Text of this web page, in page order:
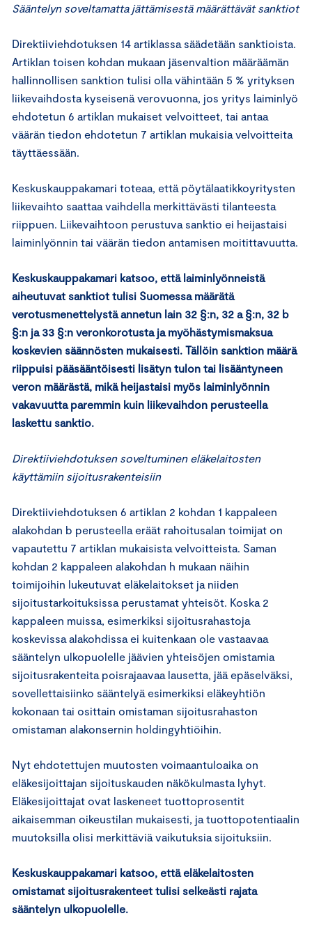
Sääntelyn soveltamatta jättämisestä määrättävät sanktiot
Direktiiviehdotuksen 14 artiklassa säädetään sanktioista.
Artiklan toisen kohdan mukaan jäsenvaltion määräämän
hallinnollisen sanktion tulisi olla vähintään 5 % yrityksen
liikevaihdosta kyseisenä verovuonna, jos yritys laiminlyö
ehdotetun 6 artiklan mukaiset velvoitteet, tai antaa
väärän tiedon ehdotetun 7 artiklan mukaisia velvoitteita
täyttäessään.
Keskuskauppakamari toteaa, että pöytälaatikkoyritysten
liikevaihto saattaa vaihdella merkittävästi tilanteesta
riippuen. Liikevaihtoon perustuva sanktio ei heijastaisi
laiminlyönnin tai väärän tiedon antamisen moitittavuutta.
Keskuskauppakamari katsoo, että laiminlyönneistä
aiheutuvat sanktiot tulisi Suomessa määrätä
verotusmenettelystä annetun lain 32 §:n, 32 a §:n, 32 b
§:n ja 33 §:n veronkorotusta ja myöhästymismaksua
koskevien säännösten mukaisesti. Tällöin sanktion määrä
riippuisi pääsääntöisesti lisätyn tulon tai lisääntyneen
veron määrästä, mikä heijastaisi myös laiminlyönnin
vakavuutta paremmin kuin liikevaihdon perusteella
laskettu sanktio.
Direktiiviehdotuksen soveltuminen eläkelaitosten
käyttämiin sijoitusrakenteisiin
Direktiiviehdotuksen 6 artiklan 2 kohdan 1 kappaleen
alakohdan b perusteella eräät rahoitusalan toimijat on
vapautettu 7 artiklan mukaisista velvoitteista. Saman
kohdan 2 kappaleen alakohdan h mukaan näihin
toimijoihin lukeutuvat eläkelaitokset ja niiden
sijoitustarkoituksissa perustamat yhteisöt. Koska 2
kappaleen muissa, esimerkiksi sijoitusrahastoja
koskevissa alakohdissa ei kuitenkaan ole vastaavaa
sääntelyn ulkopuolelle jäävien yhteisöjen omistamia
sijoitusrakenteita poisrajaavaa lausetta, jää epäselväksi,
sovellettaisiinko sääntelyä esimerkiksi eläkeyhtiön
kokonaan tai osittain omistaman sijoitusrahaston
omistaman alakonsernin holdingyhtiöihin.
Nyt ehdotettujen muutosten voimaantuloaika on
eläkesijoittajan sijoituskauden näkökulmasta lyhyt.
Eläkesijoittajat ovat laskeneet tuottoprosentit
aikaisemman oikeustilan mukaisesti, ja tuottopotentiaalin
muutoksilla olisi merkittäviä vaikutuksia sijoituksiin.
Keskuskauppakamari katsoo, että eläkelaitosten
omistamat sijoitusrakenteet tulisi selkeästi rajata
sääntelyn ulkopuolelle.